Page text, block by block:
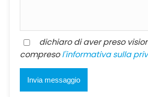
dichiaro di aver preso
compresol'informativa sulla